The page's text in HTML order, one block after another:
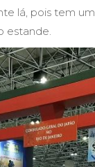
lá, pois tem um
estande.